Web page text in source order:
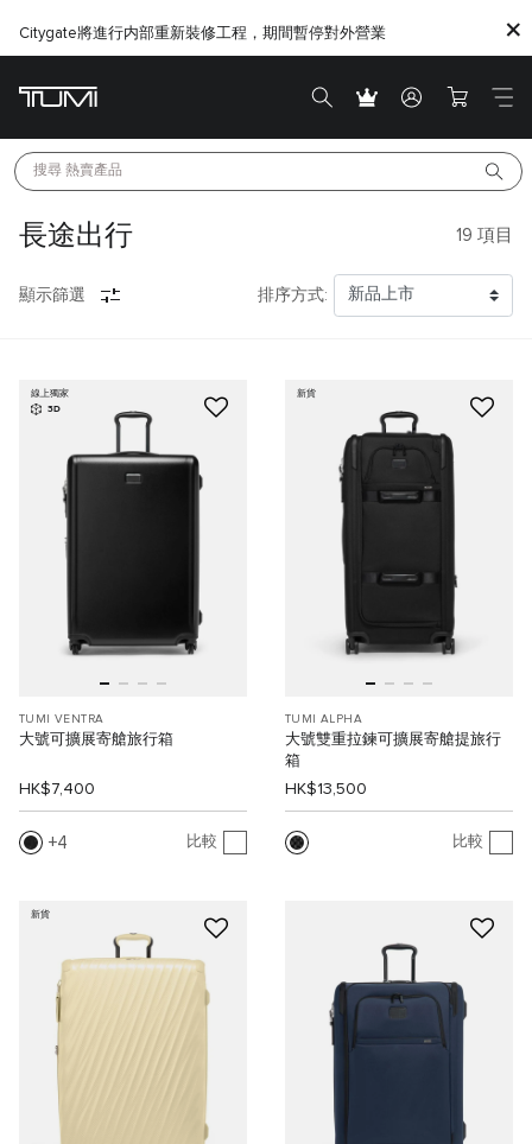
Citygate將進行内部重新裝修工程，期間暫停對外營業
搜尋 熱賣產品
長途出行 19 項目
顯示篩選 排序方式:
線上獨家
3D
TUMI VENTRA
大號可擴展寄艙旅行箱
HK$7,400
4 比較
新貨
TUMI ALPHA
大號雙重拉鍊可擴展寄艙提旅行
箱
HK$13,500
比較
新貨